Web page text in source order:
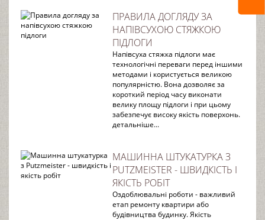
ПРАВИЛА ДОГЛЯДУ ЗА
НАПІВСУХОЮ СТЯЖКОЮ
ПІДЛОГИ
Напівсуха стяжка підлоги має
технологічні переваги перед іншими
методами і користується великою
популярністю. Вона дозволяє за
короткий період часу виконати
велику площу підлоги і при цьому
забезпечує високу якість поверхонь.
детальніше...
МАШИННА ШТУКАТУРКА З
PUTZMEISTER - ШВИДКІСТЬ І
ЯКІСТЬ РОБІТ
Оздоблювальні роботи - важливий
етап ремонту квартири або
будівництва будинку. Якість